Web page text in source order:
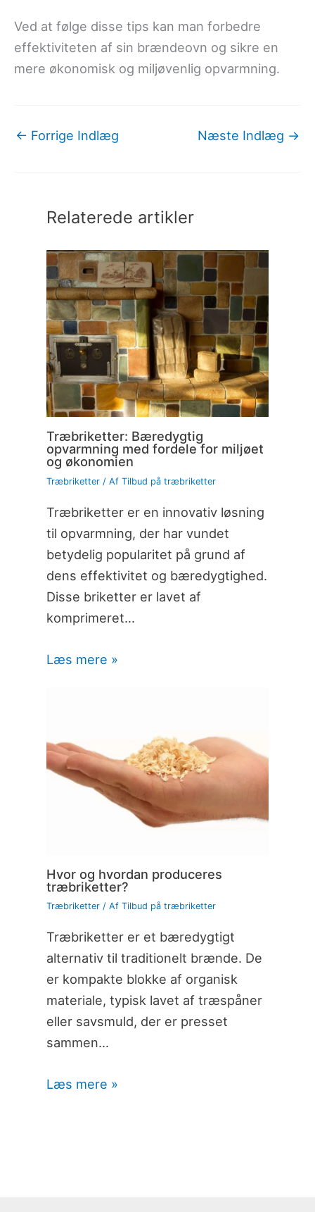
Ved at følge disse tips kan man forbedre
effektiviteten af sin brændeovn og sikre en
mere økonomisk og miljøvenlig opvarmning.
← Forrige Indlæg Næste Indlæg →
Relaterede artikler
Træbriketter: Bæredygtig
opvarmning med fordele for miljøet
og økonomien
Træbriketter/ Af Tilbud på træbriketter
Træbriketter er en innovativ løsning
til opvarmning, der har vundet
betydelig popularitet på grund af
dens effektivitet og bæredygtighed.
Disse briketter er lavet af
komprimeret…
Læs mere »
Hvor og hvordan produceres
træbriketter?
Træbriketter/ Af Tilbud på træbriketter
Træbriketter er et bæredygtigt
alternativ til traditionelt brænde. De
er kompakte blokke af organisk
materiale, typisk lavet af træspåner
eller savsmuld, der er presset
sammen…
Læs mere »